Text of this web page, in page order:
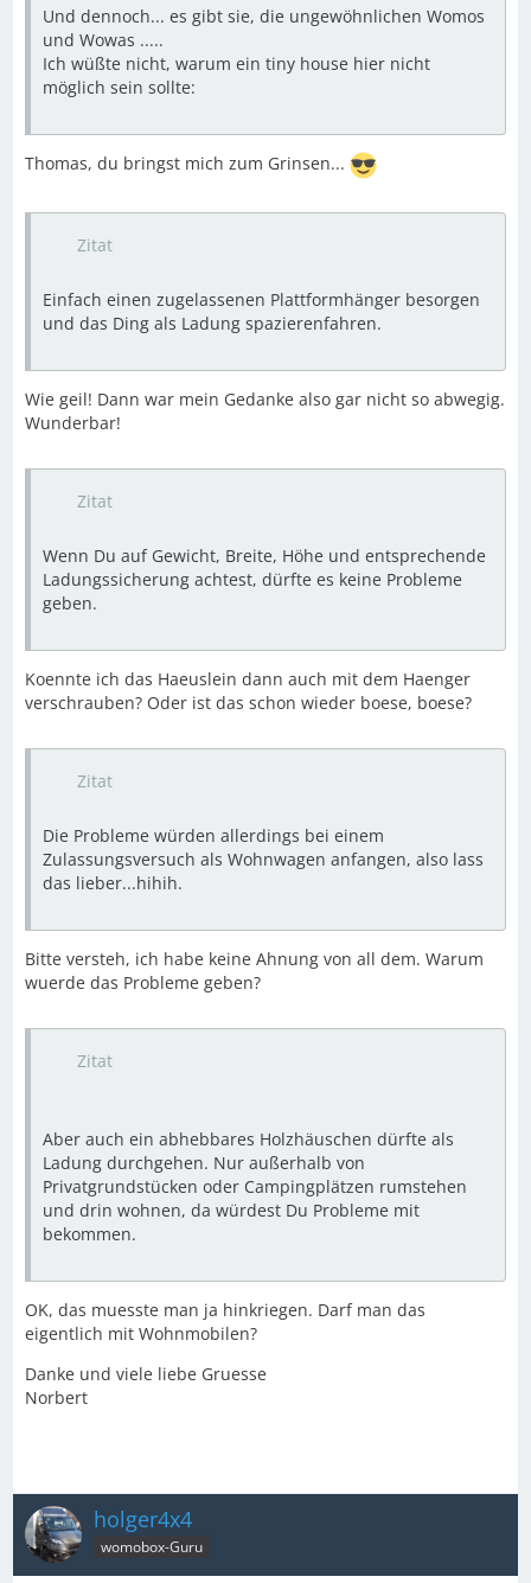
Und dennoch... es gibt sie, die ungewöhnlichen Womos
und Wowas .....
Ich wüßte nicht, warum ein tiny house hier nicht
möglich sein sollte:
Thomas, du bringst mich zum Grinsen...
Zitat
Einfach einen zugelassenen Plattformhänger besorgen
und das Ding als Ladung spazierenfahren.
Wie geil! Dann war mein Gedanke also gar nicht so abwegig.
Wunderbar!
Zitat
Wenn Du auf Gewicht, Breite, Höhe und entsprechende
Ladungssicherung achtest, dürfte es keine Probleme
geben.
Koennte ich das Haeuslein dann auch mit dem Haenger
verschrauben? Oder ist das schon wieder boese, boese?
Zitat
Die Probleme würden allerdings bei einem
Zulassungsversuch als Wohnwagen anfangen, also lass
das lieber...hihih.
Bitte versteh, ich habe keine Ahnung von all dem. Warum
wuerde das Probleme geben?
Zitat
Aber auch ein abhebbares Holzhäuschen dürfte als
Ladung durchgehen. Nur außerhalb von
Privatgrundstücken oder Campingplätzen rumstehen
und drin wohnen, da würdest Du Probleme mit
bekommen.
OK, das muesste man ja hinkriegen. Darf man das
eigentlich mit Wohnmobilen?
Danke und viele liebe Gruesse
Norbert
holger4x4
womobox-Guru